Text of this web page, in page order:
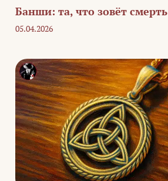
Банши: та, что зовёт смерть
05.04.2026